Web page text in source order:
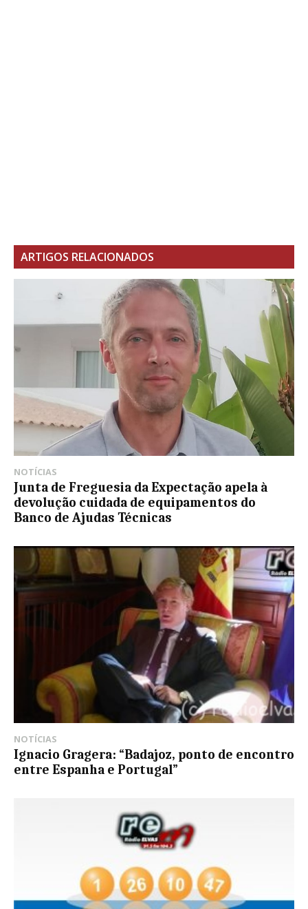
ARTIGOS RELACIONADOS
NOTÍCIAS
Junta de Freguesia da Expectação apela à
devolução cuidada de equipamentos do
Banco de Ajudas Técnicas
NOTÍCIAS
Ignacio Gragera: “Badajoz, ponto de encontro
entre Espanha e Portugal”